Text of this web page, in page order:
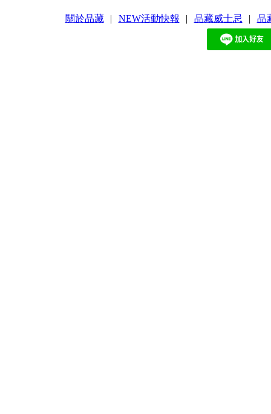
關於品藏 | NEW活動快報 | 品藏威士忌 | 品